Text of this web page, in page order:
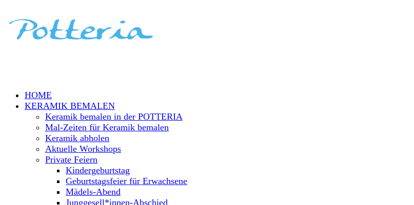
HOME
KERAMIK BEMALEN
Keramik bemalen in der POTTERIA
Mal-Zeiten für Keramik bemalen
Keramik abholen
Aktuelle Workshops
Private Feiern
Kindergeburtstag
Geburtstagsfeier für Erwachsene
Mädels-Abend
Junggesell*innen-Abschied